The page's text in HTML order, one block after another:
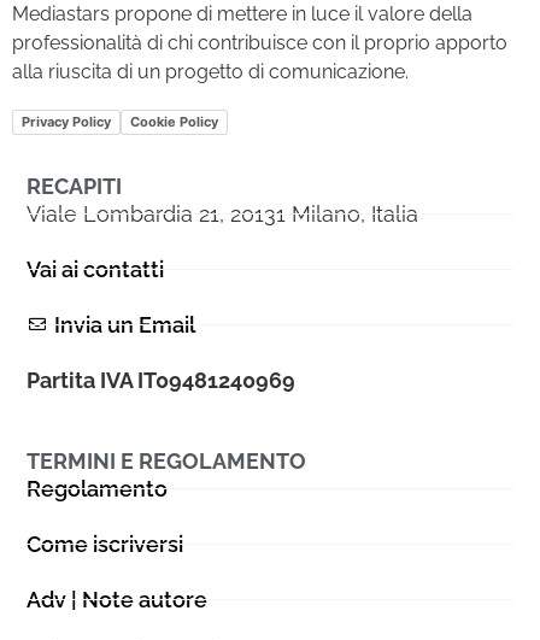
Mediastars propone di mettere in luce il valore della
professionalità di chi contribuisce con il proprio apporto
alla riuscita di un progetto di comunicazione.
Privacy Policy Cookie Policy
RECAPITI
Viale Lombardia 21, 20131 Milano, Italia
Vai ai contatti
Invia un Email
Partita IVA IT09481240969
TERMINI E REGOLAMENTO
Regolamento
Come iscriversi
Adv | Note autore